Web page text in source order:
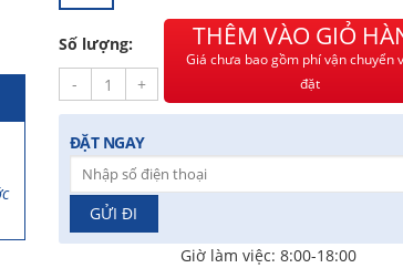
Số lượng:
-
+
THÊM VÀO GIỎ
Giá chưa bao gồm phí vận chuyển
đặt
ĐẶT NGAY
Giờ làm việc: 8:00-18:00